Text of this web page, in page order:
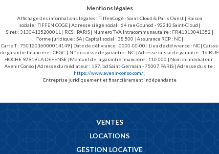
une grande suite parentale avec une salle de bains et son
dressing, une salle d'eau avec w-c, des toilettes
indépendants. Une cave de 15,5m², un double garage de
38,83m² et un emplacement de parking extérieur complètent
ce bien.
Mentions légales
Affichage des informations légales : TiffenCogé - Saint-Cloud & Paris Ouest | Raison
sociale : TIFFEN COGE | Adresse siège social : 64 rue Gounod - 92210 Saint-Cloud |
Siret : 31304135200011 | RCS : PARIS | Numero TVA Intracommunautaire : FR41313041352 |
Forme juridique : SA | Capital social : 38 500 | Assurance RCP : NC |
Carte T : 75012016000014149 | Date de délivrance : 0000-00-00 | Lieu de délivrance : NC | Caisse
de garantie financière : CEGC. | N° de caisse de garantie : NC | Adresse caisse de garantie : 16 RUE
HOCHE 92919 LA DEFENSE | Montant de la garantie financière : 110 000 | Nom du médiateur :
Avenir Conso | Adresse du médiateur : 197, bd Saint-Germain - 75007 PARIS | Adresse du site :
https://www.avenir-conso.com/|
Entreprise juridiquement et financièrement indépendante
VENTES
LOCATIONS
GESTION LOCATIVE